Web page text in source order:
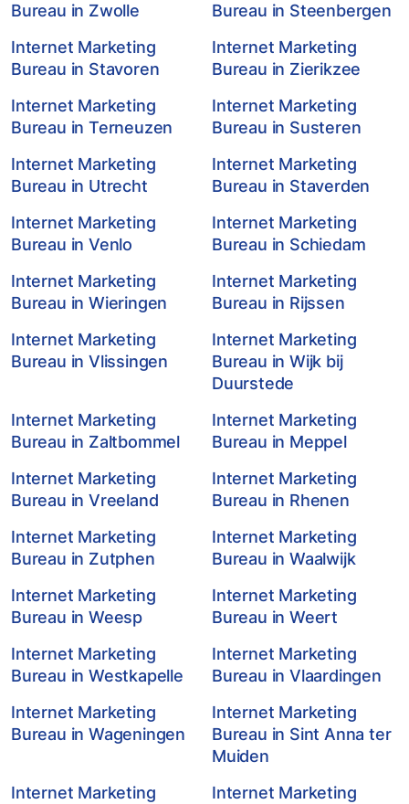
Bureau in Zwolle
Bureau in Steenbergen
Internet Marketing
Bureau in Stavoren
Internet Marketing
Bureau in Zierikzee
Internet Marketing
Bureau in Terneuzen
Internet Marketing
Bureau in Susteren
Internet Marketing
Bureau in Utrecht
Internet Marketing
Bureau in Staverden
Internet Marketing
Bureau in Venlo
Internet Marketing
Bureau in Schiedam
Internet Marketing
Bureau in Wieringen
Internet Marketing
Bureau in Rijssen
Internet Marketing
Bureau in Vlissingen
Internet Marketing
Bureau in Wijk bij
Duurstede
Internet Marketing
Bureau in Zaltbommel
Internet Marketing
Bureau in Meppel
Internet Marketing
Bureau in Vreeland
Internet Marketing
Bureau in Rhenen
Internet Marketing
Bureau in Zutphen
Internet Marketing
Bureau in Waalwijk
Internet Marketing
Bureau in Weesp
Internet Marketing
Bureau in Weert
Internet Marketing
Bureau in Westkapelle
Internet Marketing
Bureau in Vlaardingen
Internet Marketing
Bureau in Wageningen
Internet Marketing
Bureau in Sint Anna ter
Muiden
Internet Marketing
Internet Marketing